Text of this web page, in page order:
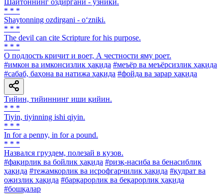
Шайтоннинг оздиргани - ўзники.
* * *
Shaytonning ozdirgani - o‘zniki.
* * *
The devil can cite Scripture for his purpose.
* * *
О подлость кричит и воет, А честности яму роет.
#имкон ва имконсизлик ҳақида #меъёр ва меъёрсизлик ҳақида
#сабаб, баҳона ва натижа ҳақида #фойда ва зарар ҳақида
Тийин, тийиннинг иши қийин.
* * *
Tiyin, tiyinning ishi qiyin.
* * *
In for a penny, in for a pound.
* * *
Назвался груздем, полезай в кузов.
#фақирлик ва бойлик ҳақида #ризқ-насиба ва бенасиблик
ҳақида #тежамкорлик ва исрофгарчилик ҳақида #қудрат ва
ожизлик ҳақида #барқарорлик ва беқарорлик ҳақида
#бошқалар